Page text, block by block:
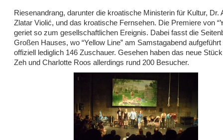
Riesenandrang, darunter die kroatische Ministerin für Kultur, Dr.
Zlatar Violić, und das kroatische Fernsehen. Die Premiere von
geriet so zum gesellschaftlichen Ereignis. Dabei fasst die
Großen Hauses, wo “Yellow Line” am Samstagabend aufgeführt
offiziell lediglich 146 Zuschauer. Gesehen haben das neue
Zeh und Charlotte Roos allerdings rund 200 Besucher.